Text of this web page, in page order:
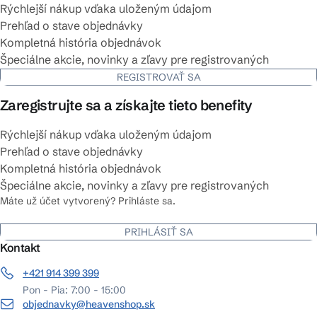
Rýchlejší nákup vďaka uloženým údajom
Prehľad o stave objednávky
Kompletná história objednávok
Špeciálne akcie, novinky a zľavy pre registrovaných
REGISTROVAŤ SA
Zaregistrujte sa a získajte tieto benefity
Rýchlejší nákup vďaka uloženým údajom
Prehľad o stave objednávky
Kompletná história objednávok
Špeciálne akcie, novinky a zľavy pre registrovaných
Máte už účet vytvorený? Prihláste sa.
PRIHLÁSIŤ SA
Kontakt
+421 914 399 399
Pon - Pia: 7:00 - 15:00
objednavky@heavenshop.sk